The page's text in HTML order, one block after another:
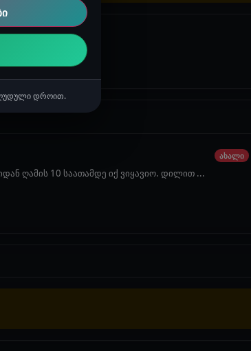
ახალი
ღამის 10 საათამდე იქ ვიყავიო. დილით ...
დროით.